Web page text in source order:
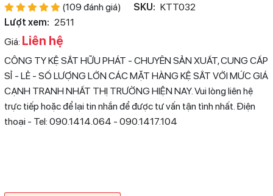
(109 đánh giá) SKU: KTT032
Lượt xem: 2511
Giá: Liên hệ
CÔNG TY KỆ SẮT HỮU PHÁT - CHUYÊN SẢN XUẤT, CUNG CẤP
SỈ - LẺ - SỐ LƯỢNG LỚN CÁC MẶT HÀNG KỆ SẮT VỚI MỨC GIÁ
CẠNH TRANH NHẤT THỊ TRƯỜNG HIỆN NAY. Vui lòng liên hệ
trực tiếp hoặc để lại tin nhắn để được tư vấn tận tình nhất. Điện
thoại - Tel: 090.1414.064 - 090.1417.104